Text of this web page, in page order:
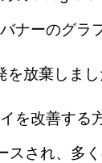
ナーのグラ
放棄しまし
を改善する
スされ、多